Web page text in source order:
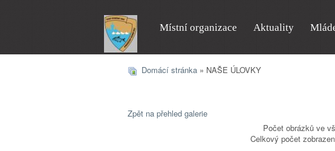
Místní organizace Aktuality
Domácí stránka » NAŠE ÚLOVKY
Zpět na přehled galerie
Počet obrázků ve
Celkový počet